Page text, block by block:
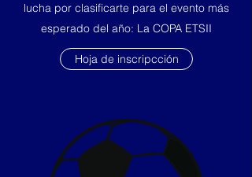
lucha por clasificarte para el evento más
esperado del año: La COPA ETSII
Hoja de inscripcción